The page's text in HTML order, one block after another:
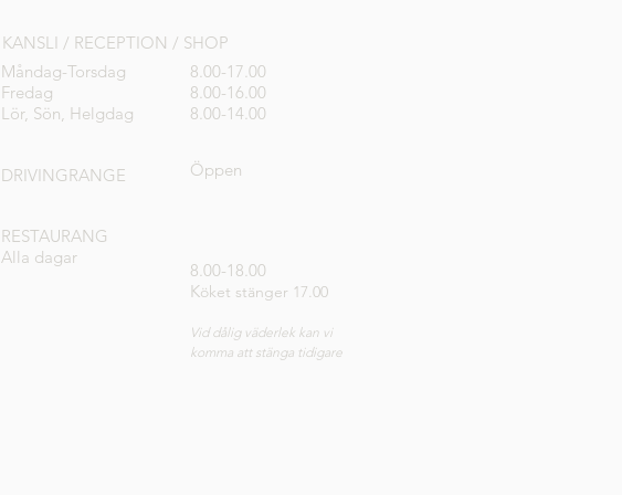
KANSLI / RECEPTION / SHOP
Måndag-Torsdag
Fredag
Lör, Sön, Helgdag
DRIVINGRANGE
RESTAURANG
Alla dagar
8.00-17.00
8.00-16.00
8.00-14.00
Öppen
8.00-18.00
Köket stänger 17.00
Vid dålig väderlek kan vi
komma att stänga tidigare